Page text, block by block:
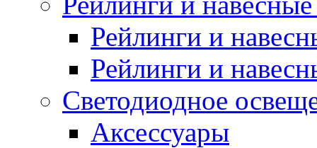
Рейлинги и
Рейлинги и
Светодиодное
Аксессуары